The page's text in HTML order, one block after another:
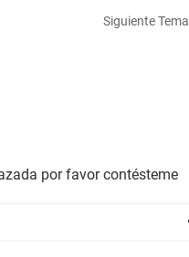
Siguiente Tema
por favor contésteme